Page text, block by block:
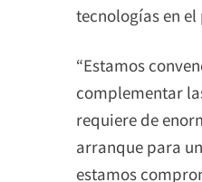
tecnologías en el
“Estamos
complementar
requiere de
arranque para
estamos